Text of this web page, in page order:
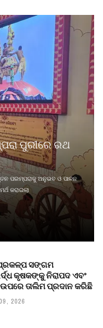
ପୁରୀରେ ରଥ
ପରମ୍ପରାକୁ ଅନୁଭବ ଓ ପାଳନ
କରାଇଲା
ସଙ୍ଗମ
କୃଷକଙ୍କୁ ନିରାପଦ ଏବଂ
ଉପରେ ତାଲିମ ପ୍ରଦାନ କରିଛି
2026